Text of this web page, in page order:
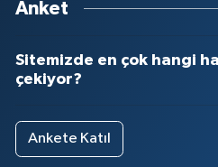
Anket
Sitemizde en çok hangi
çekiyor?
Ankete Katıl